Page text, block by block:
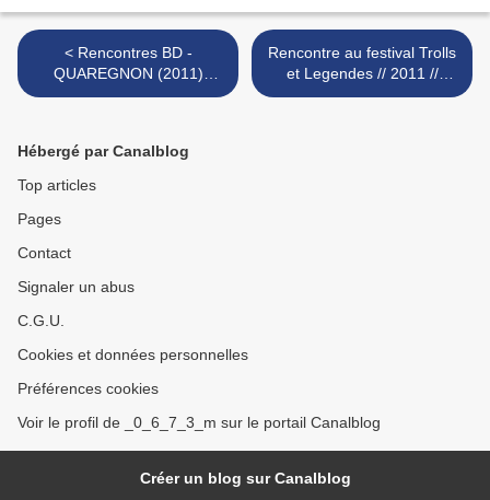
< Rencontres BD -
QUAREGNON (2011)
Belgique
Rencontre au festival Trolls
et Legendes // 2011 //
Brucero bruno § Pascal
Hébergé par Canalblog
Top articles
Pages
Contact
Signaler un abus
C.G.U.
Cookies et données personnelles
Préférences cookies
Voir le profil de _0_6_7_3_m sur le portail Canalblog
Créer un blog sur Canalblog